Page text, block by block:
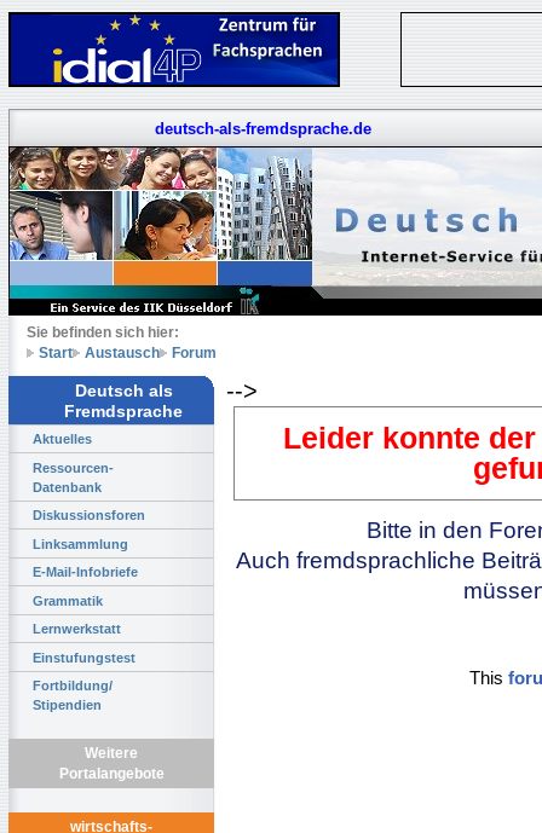
deutsch-als-fremdsprache.de
Sie befinden sich hier:
Start
Austausch Forum
Deutsch als
Fremdsprache
Aktuelles
Ressourcen-
Datenbank
Diskussionsforen
Linksammlung
E-Mail-Infobriefe
Grammatik
Lernwerkstatt
Einstufungstest
Fortbildung/
Stipendien
Weitere
Portalangebote
wirtschafts-
-->
Leider konnte
Bitte in den
Auch fremdsprachliche
This